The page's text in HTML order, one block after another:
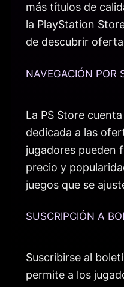
más títulos de
la PlayStation
de descubrir
NAVEGACIÓN POR
La PS Store
dedicada a las
jugadores pueden
precio y
juegos que se
SUSCRIPCIÓN A
Suscribirse al
permite a los